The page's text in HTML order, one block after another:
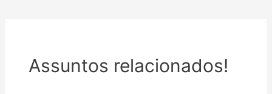
Assuntos relacionados!